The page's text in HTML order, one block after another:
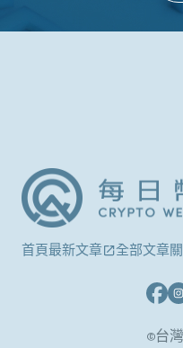
首頁最新文章 全部文章
©台